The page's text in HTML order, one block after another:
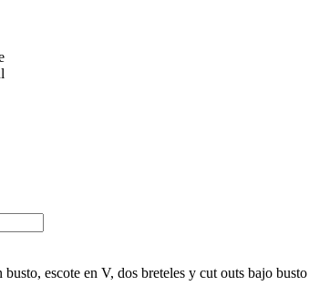
escote en V, dos breteles y cut outs bajo